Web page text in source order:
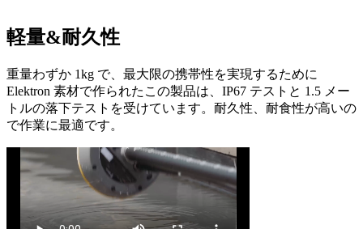
軽量&耐久性
重量わずか 1kg で、最大限の携帯性を実現するために
Elektron 素材で作られたこの製品は、IP67 テストと 1.5 メー
トルの落下テストを受けています。耐久性、耐食性が高いの
で作業に最適です。